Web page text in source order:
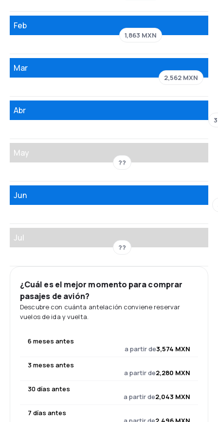
Feb
1,863 MXN
Mar
2,562 MXN
Abr
May
??
Jun
Jul
??
¿Cuál es el mejor momento para comprar
pasajes de avión?
Descubre con cuánta antelación conviene reservar
vuelos de ida y vuelta.
6 meses antes
a partir de3,574 MXN
3 meses antes
a partir de2,280 MXN
30 días antes
a partir de2,043 MXN
7 días antes